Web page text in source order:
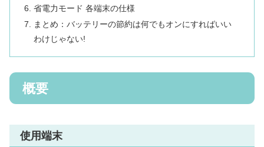
省電力モード 各端末の仕様
まとめ：バッテリーの節約は何でもオンにすればいい
わけじゃない!
概要
使用端末